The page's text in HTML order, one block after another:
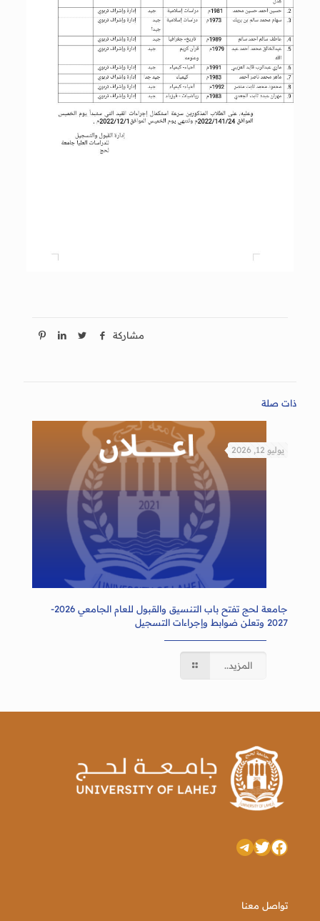
مشاركة
ذات صلة
يوليو 12, 2026
جامعة لحج تفتح باب التنسيق والقبول للعام الجامعي 2026-
2027 وتعلن ضوابط وإجراءات التسجيل
المزيد..
فيسبوك
تويترتيليجرام
تواصل معنا